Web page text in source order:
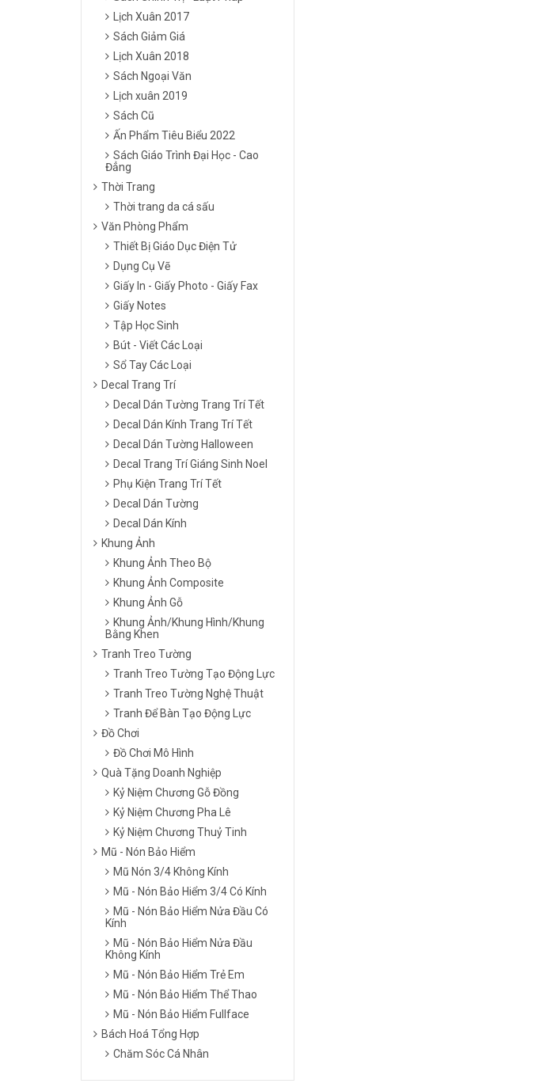
Lịch Xuân 2017
Sách Giảm Giá
Lịch Xuân 2018
Sách Ngoại Văn
Lịch xuân 2019
Sách Cũ
Ấn Phẩm Tiêu Biểu 2022
Sách Giáo Trình Đại Học - Cao
Đẳng
Thời Trang
Thời trang da cá sấu
Văn Phòng Phẩm
Thiết Bị Giáo Dục Điện Tử
Dụng Cụ Vẽ
Giấy In - Giấy Photo - Giấy Fax
Giấy Notes
Tập Học Sinh
Bút - Viết Các Loại
Sổ Tay Các Loại
Decal Trang Trí
Decal Dán Tường Trang Trí Tết
Decal Dán Kính Trang Trí Tết
Decal Dán Tường Halloween
Decal Trang Trí Giáng Sinh Noel
Phụ Kiện Trang Trí Tết
Decal Dán Tường
Decal Dán Kính
Khung Ảnh
Khung Ảnh Theo Bộ
Khung Ảnh Composite
Khung Ảnh Gỗ
Khung Ảnh/Khung Hình/Khung
Bằng Khen
Tranh Treo Tường
Tranh Treo Tường Tạo Động Lực
Tranh Treo Tường Nghệ Thuật
Tranh Để Bàn Tạo Động Lực
Đồ Chơi
Đồ Chơi Mô Hình
Quà Tặng Doanh Nghiệp
Kỷ Niệm Chương Gỗ Đồng
Kỷ Niệm Chương Pha Lê
Kỷ Niệm Chương Thuỷ Tinh
Mũ - Nón Bảo Hiểm
Mũ Nón 3/4 Không Kính
Mũ - Nón Bảo Hiểm 3/4 Có Kính
Mũ - Nón Bảo Hiểm Nửa Đầu Có
Kính
Mũ - Nón Bảo Hiểm Nửa Đầu
Không Kính
Mũ - Nón Bảo Hiểm Trẻ Em
Mũ - Nón Bảo Hiểm Thể Thao
Mũ - Nón Bảo Hiểm Fullface
Bách Hoá Tổng Hợp
Chăm Sóc Cá Nhân